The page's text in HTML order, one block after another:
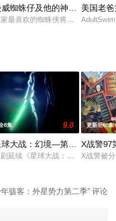
around their city by
蜘蛛仔及他的神奇朋友第二
最喜欢的蜘蛛侠将与幽灵蜘蛛（
美国老
三季国语
2季》是著名儿童动画系列《汪
8集 9.0
球大战：幻境—第九个绝地武
延续《星球大战：幻境》的世界
更新至08集
X战警97
X战警被
年骇客：外星势力第二季” 评论